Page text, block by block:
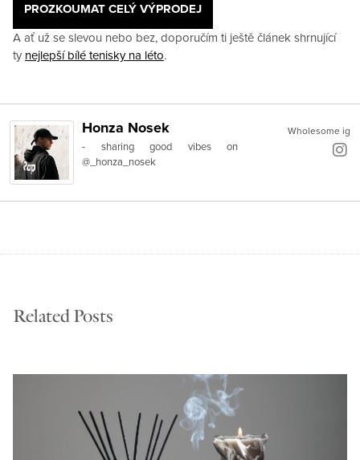
PROZKOUMAT CELÝ VÝPRODEJ
A ať už se slevou nebo bez, doporučím ti ještě článek shrnující
ty nejlepší bílé tenisky na léto.
Wholesome ig
Honza Nosek
- sharing good vibes on
@_honza_nosek
Related Posts